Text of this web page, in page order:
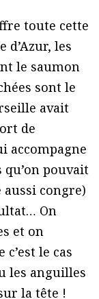
toute cette
d’Azur, les
le saumon
sont le
avait
de
accompagne
pouvait
congre)
On
et on
le cas
les anguilles
la tête !